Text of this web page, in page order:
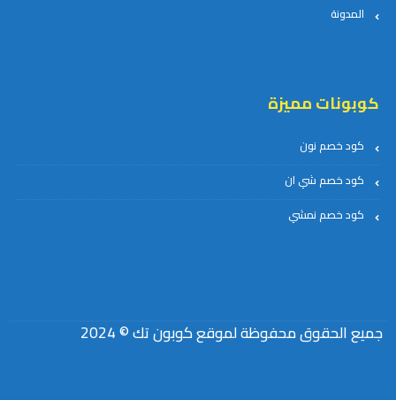
المدونة
كوبونات مميزة
كود خصم نون
كود خصم شي ان
كود خصم نمشي
جميع الحقوق محفوظة لموقع كوبون تك © 2024